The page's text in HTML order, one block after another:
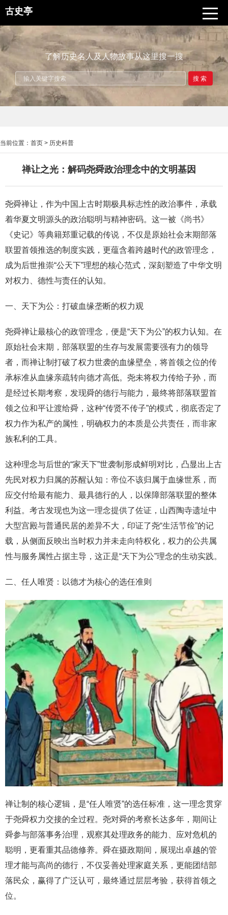
古史亭
了解历史名人及人物故事从这里搜一搜
搜索
当前位置： 首页 > 历史科普
禅让之光：解码尧舜政治理念中的文明基因
尧舜禅让，作为中国上古时期极具标志性的政治事件，承载
着华夏文明源头的政治聪明与精神密码。这一被《尚书》
《史记》等典籍郑重记载的传说，不仅是原始社会末期部落
联盟首领推选的制度实践，更蕴含着跨越时代的政管理念，
成为后世推崇“公天下”理想的核心范式，深刻塑造了中华文明
对权力、德性与责任的认知。
一、天下为公：打破血缘垄断的权力观
尧舜禅让最核心的政管理念，便是“天下为公”的权力认知。在
原始社会末期，部落联盟的生存与发展需要强有力的领导
者，而禅让制打破了权力世袭的血缘壁垒，将首领之位的传
承标准从血缘亲疏转向德才高低。尧未将权力传给子孙，而
是经过长期考察，发现舜的德行与能力，最终将部落联盟首
领之位和平让渡给舜，这种“传贤不传子”的模式，彻底否定了
权力作为私产的属性，明确权力的本质是公共责任，而非家
族私利的工具。
这种理念与后世的“家天下”世袭制形成鲜明对比，凸显出上古
先民对权力归属的苏醒认知：帝位不该归属于血缘世系，而
应交付给最有能力、最具德行的人，以保障部落联盟的整体
利益。考古发现也为这一理念提供了佐证，山西陶寺遗址中
大型宫殿与普通民居的差异不大，印证了尧“生活节俭”的记
载，从侧面反映出当时权力并未走向特权化，权力的公共属
性与服务属性占据主导，这正是“天下为公”理念的生动实践。
二、任人唯贤：以德才为核心的选任准则
禅让制的核心逻辑，是“任人唯贤”的选任标准，这一理念贯穿
于尧舜权力交接的全过程。尧对舜的考察长达多年，期间让
舜参与部落事务治理，观察其处理政务的能力、应对危机的
聪明，更看重其品德修养。舜在摄政期间，展现出卓越的管
理才能与高尚的德行，不仅妥善处理家庭关系，更能团结部
落民众，赢得了广泛认可，最终通过层层考验，获得首领之
位。